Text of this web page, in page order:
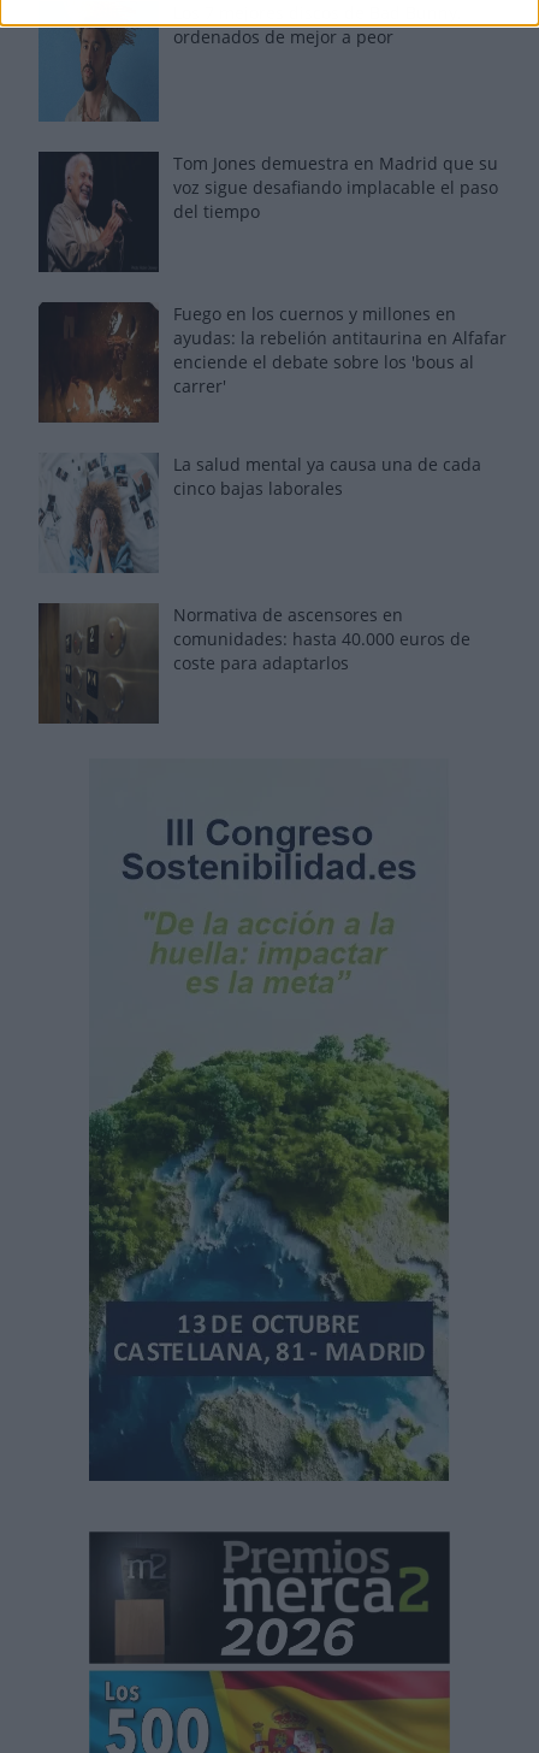
ordenados de mejor a peor
Tom Jones demuestra en Madrid que su
voz sigue desafiando implacable el paso
del tiempo
Fuego en los cuernos y millones en
ayudas: la rebelión antitaurina en Alfafar
enciende el debate sobre los 'bous al
carrer'
La salud mental ya causa una de cada
cinco bajas laborales
Normativa de ascensores en
comunidades: hasta 40.000 euros de
coste para adaptarlos